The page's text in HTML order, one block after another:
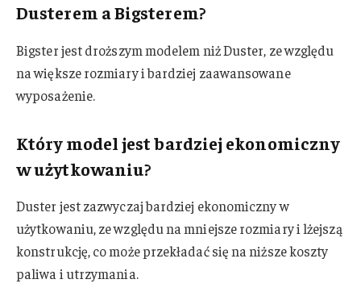
Dusterem a Bigsterem?
Bigster jest droższym modelem niż Duster, ze względu
na większe rozmiary i bardziej zaawansowane
wyposażenie.
Który model jest bardziej ekonomiczny
w użytkowaniu?
Duster jest zazwyczaj bardziej ekonomiczny w
użytkowaniu, ze względu na mniejsze rozmiary i lżejszą
konstrukcję, co może przekładać się na niższe koszty
paliwa i utrzymania.